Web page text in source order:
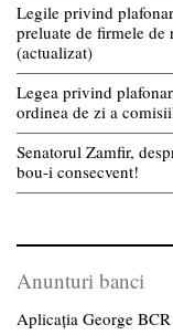
Legile privind
preluate de firmele de
(actualizat)
Legea privind
ordinea de zi a
Senatorul Zamfir,
bou-i consecvent!
Anunturi banci
Aplicația George